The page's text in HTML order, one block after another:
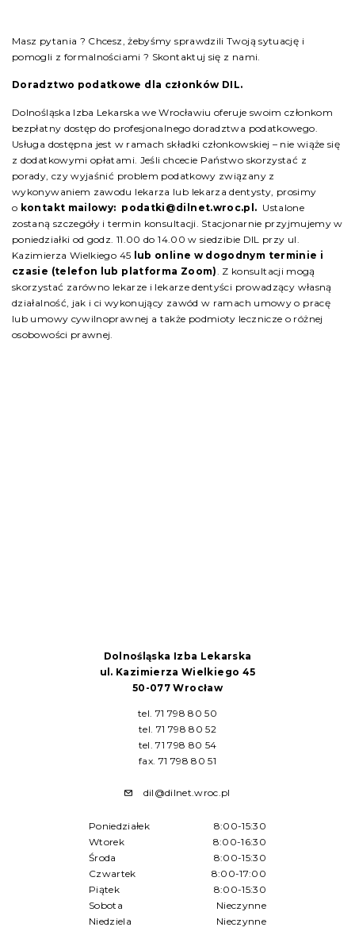
Masz pytania ? Chcesz, żebyśmy sprawdzili Twoją sytuację i
pomogli z formalnościami ? Skontaktuj się z nami.
Doradztwo podatkowe dla członków DIL.
Dolnośląska Izba Lekarska we Wrocławiu oferuje swoim członkom
bezpłatny dostęp do profesjonalnego doradztwa podatkowego.
Usługa dostępna jest w ramach składki członkowskiej – nie wiąże się
z dodatkowymi opłatami. Jeśli chcecie Państwo skorzystać z
porady, czy wyjaśnić problem podatkowy związany z
wykonywaniem zawodu lekarza lub lekarza dentysty, prosimy
o kontakt mailowy: podatki@dilnet.wroc.pl. Ustalone
zostaną szczegóły i termin konsultacji. Stacjonarnie przyjmujemy w
poniedziałki od godz. 11.00 do 14.00 w siedzibie DIL przy ul.
Kazimierza Wielkiego 45 lub online w dogodnym terminie i
czasie (telefon lub platforma Zoom). Z konsultacji mogą
skorzystać zarówno lekarze i lekarze dentyści prowadzący własną
działalność, jak i ci wykonujący zawód w ramach umowy o pracę
lub umowy cywilnoprawnej a także podmioty lecznicze o różnej
osobowości prawnej.
Dolnośląska Izba Lekarska
ul. Kazimierza Wielkiego 45
50-077 Wrocław
tel. 71 798 80 50
tel. 71 798 80 52
tel. 71 798 80 54
fax. 71 798 80 51
dil@dilnet.wroc.pl
Poniedziałek
8:00-15:30
Wtorek
8:00-16:30
Środa
8:00-15:30
Czwartek
8:00-17:00
Piątek
8:00-15:30
Sobota
Nieczynne
Niedziela
Nieczynne